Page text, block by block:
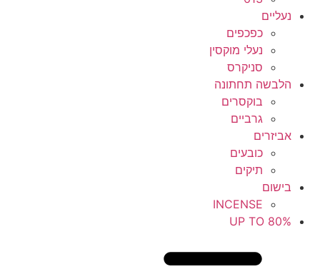
נעליים
כפכפים
נעלי מוקסין
סניקרס
הלבשה תחתונה
בוקסרים
גרביים
אביזרים
כובעים
תיקים
בישום
INCENSE
UP TO 80%